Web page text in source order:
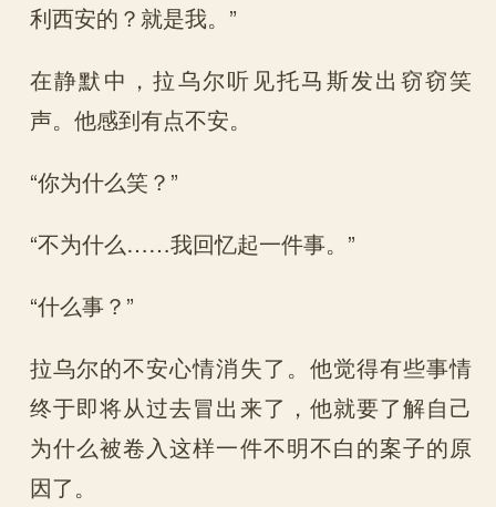
利西安的？就是我。”
在静默中，拉乌尔听见托马斯发出窃窃笑
声。他感到有点不安。
“你为什么笑？”
“不为什么……我回忆起一件事。”
“什么事？”
拉乌尔的不安心情消失了。他觉得有些事情
终于即将从过去冒出来了，他就要了解自己
为什么被卷入这样一件不明不白的案子的原
因了。